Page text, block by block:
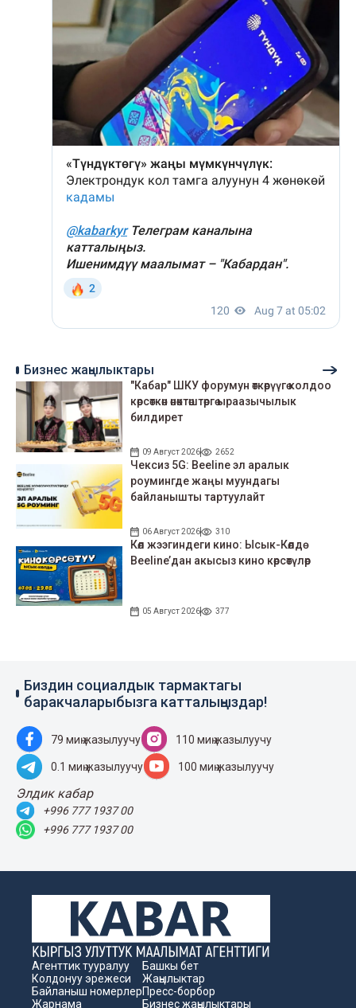
Бизнес жаңылыктары
"Кабар" ШКУ форумун өткөрүүгө колдоо
көрсөткөн өнөктөштөргө ыраазычылык
билдирет
09 Август 2026 2652
Чексиз 5G: Beeline эл аралык
роумингде жаңы муундагы
байланышты тартуулайт
06 Август 2026 310
Көл жээгиндеги кино: Ысык-Көлдө
Beeline’дан акысыз кино көрсөтүлөр
05 Август 2026 377
Биздин социалдык тармактагы
баракчаларыбызга катталыңыздар!
79 миң жазылуучу 110 миң жазылуучу
0.1 миң жазылуучу 100 миң жазылуучу
Элдик кабар
+996 777 1937 00
+996 777 1937 00
Агенттик тууралуу
Колдонуу эрежеси
Байланыш номерлер
Жарнама
Башкы бет
Жаңылыктар
Пресс-борбор
Бизнес жаңылыктары